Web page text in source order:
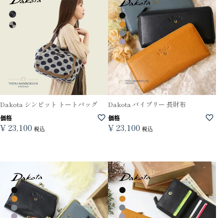
Dakota シンピット トートバッグ
価格
¥23,100 税込
Dakota バイブリー 長財布
価格
¥23,100 税込